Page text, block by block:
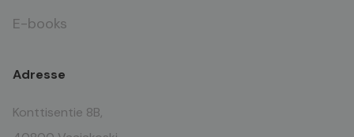
E-books
Adresse
Konttisentie 8B,